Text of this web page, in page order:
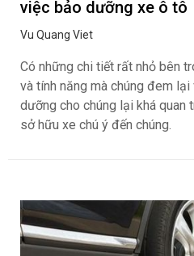
việc bảo dưỡng xe ô tô
Vu Quang Viet
Có những chi tiết rất nhỏ bên
và tính năng mà chúng đem
dưỡng cho chúng lại khá quan
sở hữu xe chú ý đến chúng.